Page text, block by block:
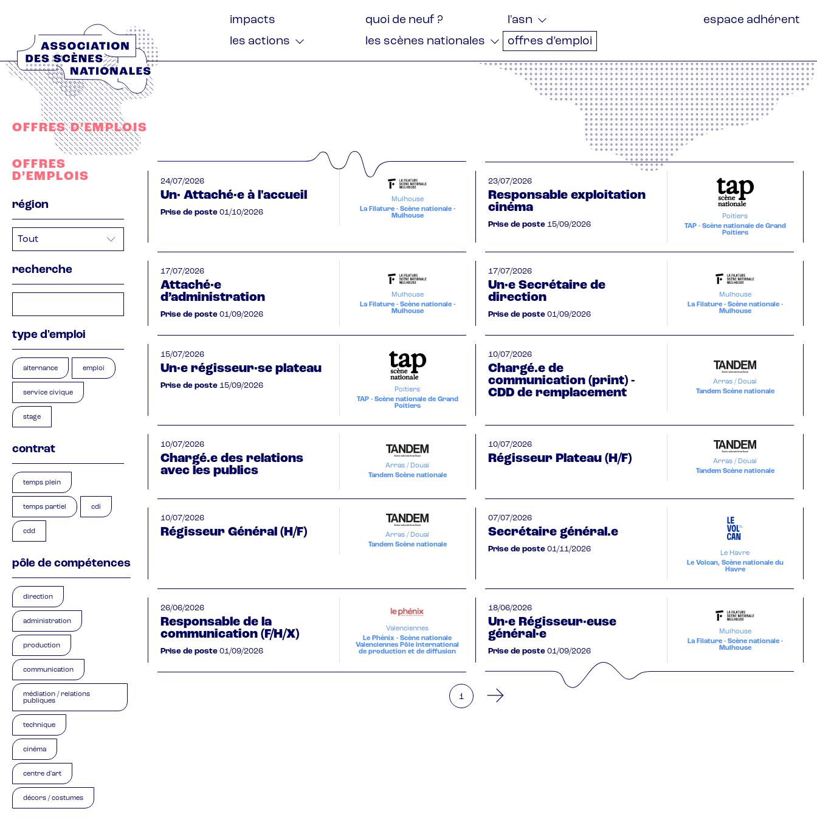
contenu
principal
Navigation
principale
impacts quoi de neuf ?
l'asn
les actions
les scènes nationales offres d’emploi
espace adhérent
OFFRES D’EMPLOIS
OFFRES
D’EMPLOIS
région
recherche
type d'emploi
alternance emploi
service civique
stage
contrat
temps plein
temps partiel cdi
cdd
pôle de compétences
direction
administration
production
communication
médiation / relations
publiques
technique
cinéma
centre d'art
décors / costumes
24/07/2026
Un· Attaché·e à l'accueil
Prise de poste 01/10/2026
Mulhouse
La Filature - Scène nationale -
Mulhouse
23/07/2026
Responsable exploitation
cinéma
Prise de poste 15/09/2026
Poitiers
TAP - Scène nationale de Grand
Poitiers
17/07/2026
Attaché·e
d’administration
Prise de poste 01/09/2026
Mulhouse
La Filature - Scène nationale -
Mulhouse
17/07/2026
Un·e Secrétaire de
direction
Prise de poste 01/09/2026
Mulhouse
La Filature - Scène nationale -
Mulhouse
15/07/2026
Un·e régisseur·se plateau
Prise de poste 15/09/2026
Poitiers
TAP - Scène nationale de Grand
Poitiers
10/07/2026
Chargé.e de
communication (print) -
CDD de remplacement
Arras / Douai
Tandem Scène nationale
10/07/2026
Chargé.e des relations
avec les publics
Arras / Douai
Tandem Scène nationale
10/07/2026
Régisseur Plateau (H/F)
Arras / Douai
Tandem Scène nationale
10/07/2026
Régisseur Général (H/F)
Arras / Douai
Tandem Scène nationale
07/07/2026
Secrétaire général.e
Prise de poste 01/11/2026
Le Havre
Le Volcan, Scène nationale du
Havre
26/06/2026
Responsable de la
communication (F/H/X)
Prise de poste 01/09/2026
Valenciennes
Le Phénix - Scène nationale
Valenciennes Pôle international
de production et de diffusion
18/06/2026
Un·e Régisseur·euse
général·e
Prise de poste 01/09/2026
Mulhouse
La Filature - Scène nationale -
Mulhouse
Pagination
You're on page
1